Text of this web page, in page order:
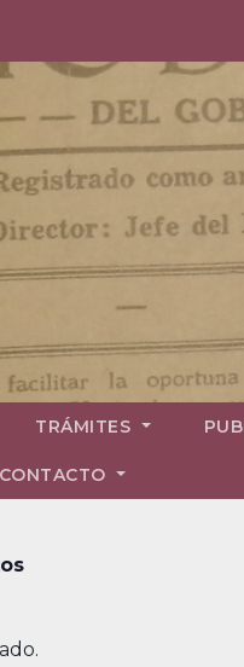
TRÁMITES
CONTACTO